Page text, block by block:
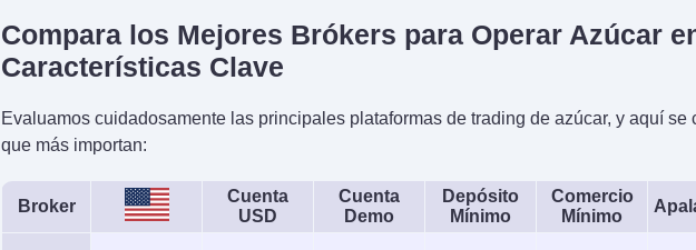
1:50 No
Forex, Futuros y Opciones
sobre Metales, Energías,
Materias Primas, Índices,
Bonos
WebTrader, Mobile, MT4,
USD,
Compara los Mejores Brókers para Operar Azúcar
Características Clave
Evaluamos cuidadosamente las principales plataformas de trading de azúcar, y aquí se
que más importan:
Broker
Cuenta
USD
Cuenta
Demo
Depósito
Mínimo
Comercio
Mínimo